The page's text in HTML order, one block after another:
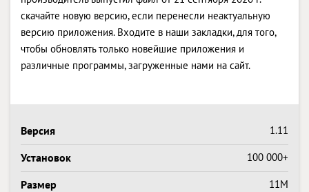
скачайте новую версию, если перенесли неактуальную
версию приложения. Входите в наши закладки, для того,
чтобы обновлять только новейшие приложения и
различные программы, загруженные нами на сайт.
Версия 1.11
Установок 100 000+
Размер 11M